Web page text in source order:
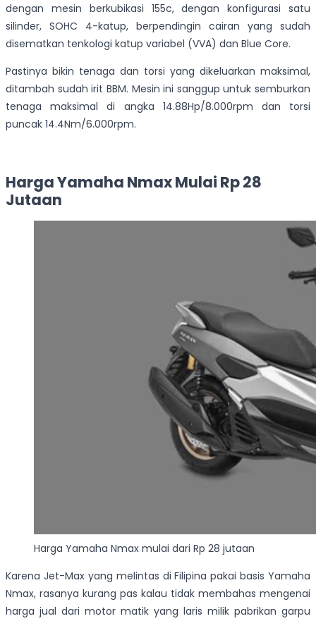
dengan mesin berkubikasi 155c,dengan konfigurasi satu
silinder, SOHC 4-katup, berpendingin cairan yang sudah
disematkan tenkologi katup variabel (VVA) dan Blue Core.
Pastinya bikin tenaga dan torsi yang dikeluarkan maksimal,
ditambah sudah irit BBM. Mesinini sanggup untuk semburkan
tenaga maksimaldi angka 14.88Hp/8.000rpm dan torsi
puncak 14.4Nm/6.000rpm.
Harga Yamaha Nmax Mulai Rp 28
Jutaan
Harga Yamaha Nmax mulai dari Rp 28 jutaan
Karena Jet-Max yang melintas di Filipina pakai basis Yamaha
Nmax, rasanya kurang pas kalau tidak membahas mengenai
harga jual dari motor matik yang laris milik pabrikan garpu